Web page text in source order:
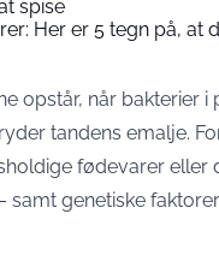
spise
Her er 5 tegn på, at
opstår, når bakterier i
tandens emalje.
fødevarer eller
samt genetiske